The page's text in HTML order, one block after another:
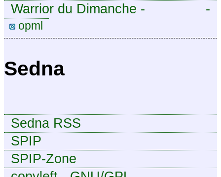
-
Warrior du Dimanche -
Publication à caractère
intermittent, approximatif et
opml
Sedna
Sedna RSS
SPIP
SPIP-Zone